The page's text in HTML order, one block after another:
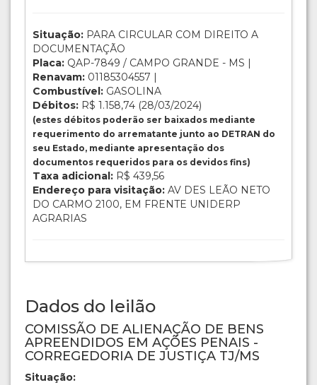
Situação: PARA CIRCULAR COM DIREITO A
DOCUMENTAÇÃO
Placa: QAP-7849 / CAMPO GRANDE - MS |
Renavam: 01185304557 |
Combustível: GASOLINA
Débitos: R$ 1.158,74 (28/03/2024)
(estes débitos poderão ser baixados mediante
requerimento do arrematante junto ao DETRAN do
seu Estado, mediante apresentação dos
documentos requeridos para os devidos fins)
Taxa adicional: R$ 439,56
Endereço para visitação: AV DES LEÃO NETO
DO CARMO 2100, EM FRENTE UNIDERP
AGRARIAS
Dados do leilão
COMISSÃO DE ALIENAÇÃO DE BENS
APREENDIDOS EM AÇÕES PENAIS -
CORREGEDORIA DE JUSTIÇA TJ/MS
Situação: